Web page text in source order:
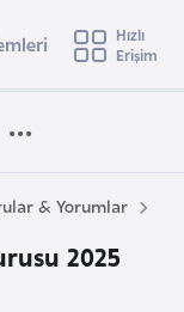
e
Hızlı
Erişim
& Yorumlar
2025